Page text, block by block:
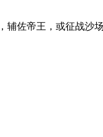
佐帝王，或征战沙